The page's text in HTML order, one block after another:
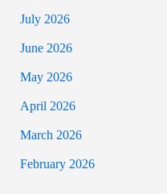
July 2026
June 2026
May 2026
April 2026
March 2026
February 2026